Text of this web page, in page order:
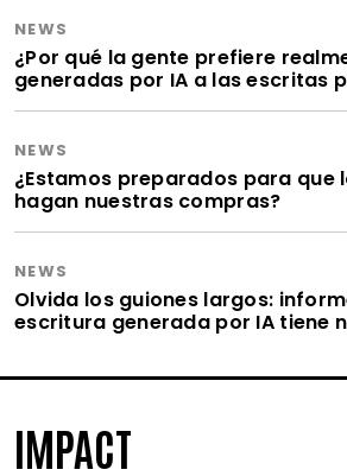
NEWS
¿Por qué la gente prefiere
generadas por IA a las escritas
NEWS
¿Estamos preparados para que
hagan nuestras compras?
NEWS
Olvida los guiones largos:
escritura generada por IA tiene
IMPACT